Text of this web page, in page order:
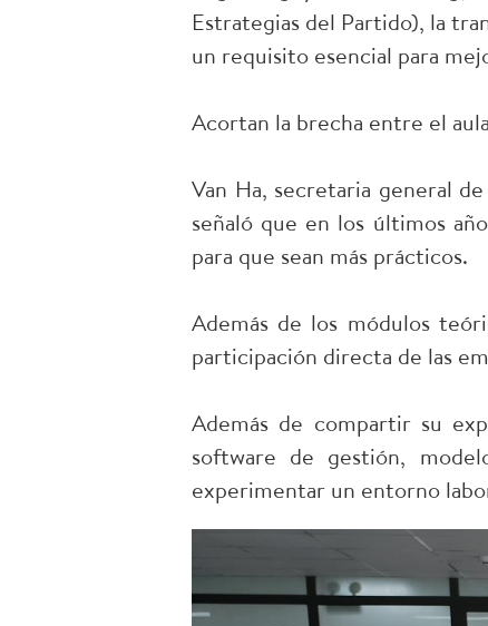
Estrategias del Partido), la
un requisito esencial para
Acortan la brecha entre el
Van Ha, secretaria general
señaló que en los últimos
para que sean más prácticos.
Además de los módulos
participación directa de las
Además de compartir su
software de gestión,
experimentar un entorno